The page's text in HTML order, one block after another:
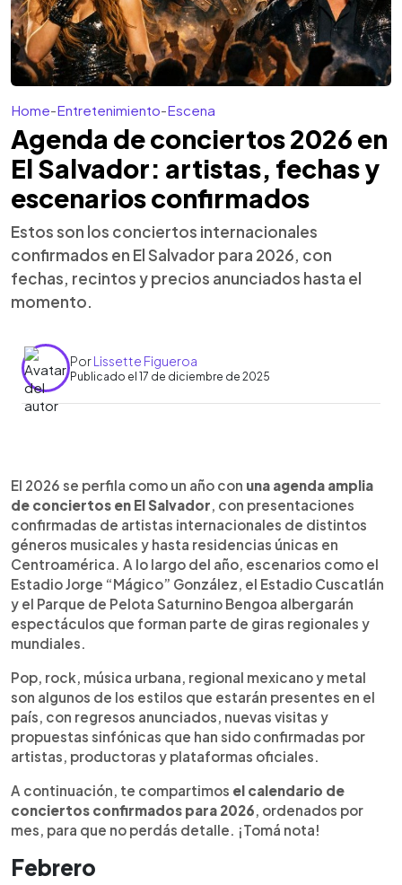
Home-Entretenimiento-Escena
Agenda de conciertos 2026 en
El Salvador: artistas, fechas y
escenarios confirmados
Estos son los conciertos internacionales
confirmados en El Salvador para 2026, con
fechas, recintos y precios anunciados hasta el
momento.
PorLissette Figueroa
Publicado el 17 de diciembre de 2025
► Escuchar artículo
El calendario de conciertos en El Salvador para
2026 comienza a definirse con la confirmación de
al menos 13 espectáculos internacionales en
distintos recintos del país. La agenda incluye
presentaciones de artistas como Shakira, Yandel,
Mon Laferte, Sin Bandera, Julión Álvarez,
Sebastián Yatra, Marco Antonio Solís, Grupo
Frontera, Caifanes, Iron Maiden y Cuarteto de
Nos, además de anuncios pendientes como The
Killers y Junior H. Las fechas confirmadas se
concentran entre febrero y octubre, con
información de precios y venta de boletos
disponible en algunos casos.
El 2026 se perfila como un año con una agenda amplia
de conciertos en El Salvador, con presentaciones
confirmadas de artistas internacionales de distintos
géneros musicales y hasta residencias únicas en
Centroamérica. A lo largo del año, escenarios como el
Estadio Jorge “Mágico” González, el Estadio Cuscatlán
y el Parque de Pelota Saturnino Bengoa albergarán
espectáculos que forman parte de giras regionales y
mundiales.
Pop, rock, música urbana, regional mexicano y metal
son algunos de los estilos que estarán presentes en el
país, con regresos anunciados, nuevas visitas y
propuestas sinfónicas que han sido confirmadas por
artistas, productoras y plataformas oficiales.
A continuación, te compartimos el calendario de
conciertos confirmados para 2026, ordenados por
mes, para que no perdás detalle. ¡Tomá nota!
Febrero